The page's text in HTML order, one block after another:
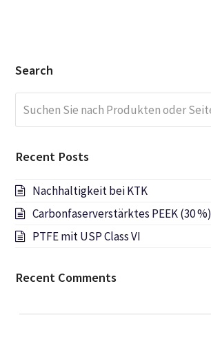
Search
Sie
nach
oder
Recent Posts
Nachhaltigkeit bei KTK
Carbonfaserverstärktes PEEK (30 %)
PTFE mit USP Class VI
Recent Comments